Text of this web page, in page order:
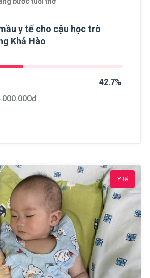
y tế cho cậu học trò
Khả Hào
42.7%
đ
Y tế